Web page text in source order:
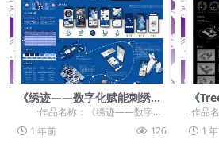
《绣迹——数字化赋能刺绣非
遗的创新征程》
·作品名称：《绣迹——数字化
赋能刺绣非遗的创新征程》 ·作品赛
道...1 年前 126
《
市社
.作品
——城
道：学
1